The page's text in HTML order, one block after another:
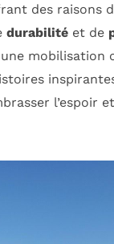
des raisons
durabilité et de
mobilisation
l’espoir